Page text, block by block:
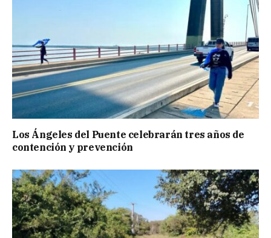
Los Ángeles del Puente celebrarán tres años de
contención y prevención